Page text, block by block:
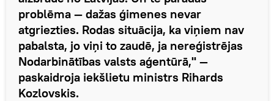
problēma — dažas ģimenes nevar
atgriezties. Rodas situācija, ka viņiem nav
pabalsta, jo viņi to zaudē, ja nereģistrējas
Nodarbinātības valsts aģentūrā," —
paskaidroja iekšlietu ministrs Rihards
Kozlovskis.